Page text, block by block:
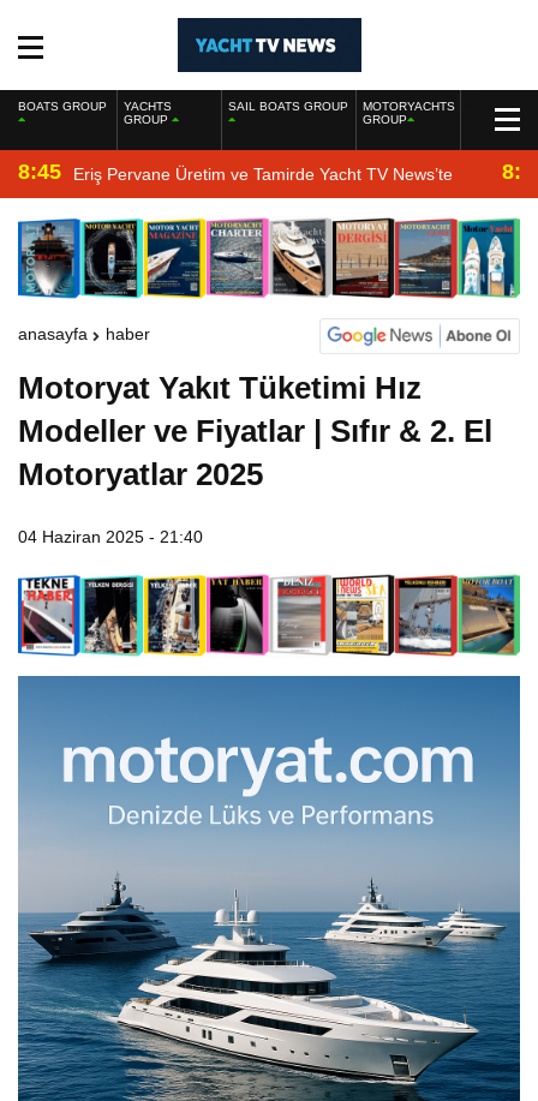
BOATS GROUP
YACHTS
GROUP
SAIL BOATS GROUP
MOTORYACHTS
GROUP
8:45 Eriş Pervane Üretim ve Tamirde Yacht TV News’te
anasayfa haber
Motoryat Yakıt Tüketimi Hız
Modeller ve Fiyatlar | Sıfır & 2. El
Motoryatlar 2025
04 Haziran 2025 - 21:40